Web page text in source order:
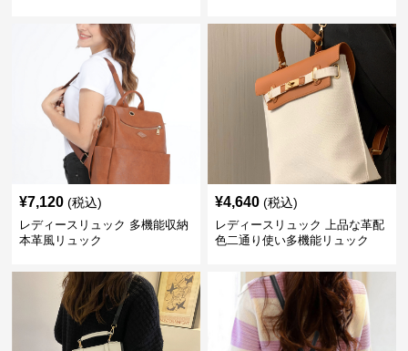
¥7,120 (税込)
レディースリュック 多機能収納
本革風リュック
¥4,640 (税込)
レディースリュック 上品な革配
色二通り使い多機能リュック